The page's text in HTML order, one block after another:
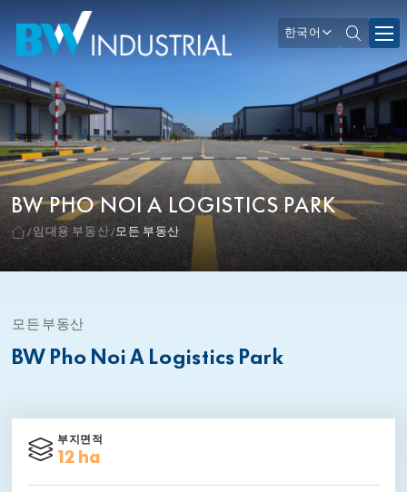
한국어
BW PHO NOI A LOGISTICS PARK
임대용 부동산 모든 부동산
모든 부동산
BW Pho Noi A Logistics Park
부지면적
12 ha